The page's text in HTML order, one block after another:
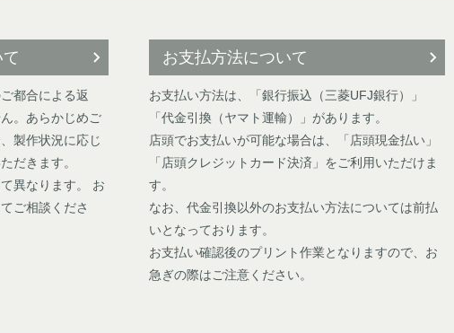
都合による返
。あらかじめご
製作状況に応じ
だきます。
異なります。 お
ご相談くださ
お支払方法について
お支払い方法は、「銀行振込（三菱UFJ銀行）」
「代金引換（ヤマト運輸）」があります。
店頭でお支払いが可能な場合は、「店頭現金払い」
「店頭クレジットカード決済」をご利用いただけま
す。
なお、代金引換以外のお支払い方法については前払
いとなっております。
お支払い確認後のプリント作業となりますので、お
急ぎの際はご注意ください。